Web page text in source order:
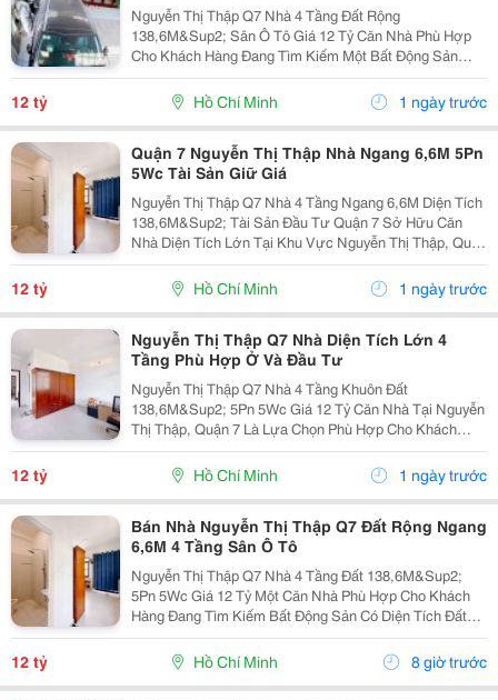
Nguyễn Thị Thập Q7 Nhà 4 Tầng Đất Rộng
138,6M&Sup2; Sân Ô Tô Giá 12 Tỷ Căn Nhà Phù Hợp
Cho Khách Hàng Đang Tìm Kiếm Một Bất Động Sản
Diện Tích Lớn Tại Quận 7, Vừa Đáp Ứng Nhu Cầu Ở
Rộng Rãi, Vừa Có Khả Năng Khai Thác Và Tích Lũy Tài
Sản Lâu Dài. Sở...
12 tỷ Hồ Chí Minh 1 ngày trước
Quận 7 Nguyễn Thị Thập Nhà Ngang 6,6M 5Pn
5Wc Tài Sản Giữ Giá
Nguyễn Thị Thập Q7 Nhà 4 Tầng Ngang 6,6M Diện Tích
138,6M&Sup2; Tài Sản Đầu Tư Quận 7 Sở Hữu Căn
Nhà Diện Tích Lớn Tại Khu Vực Nguyễn Thị Thập, Quận
7 &Ndash; Phù Hợp Với Khách Hàng Đang Tìm Kiếm
Một Bất Động Sản Có Quỹ Đất Đẹp, Công Năng Hoàn
Chỉnh...
12 tỷ Hồ Chí Minh 1 ngày trước
Nguyễn Thị Thập Q7 Nhà Diện Tích Lớn 4
Tầng Phù Hợp Ở Và Đầu Tư
Nguyễn Thị Thập Q7 Nhà 4 Tầng Khuôn Đất
138,6M&Sup2; 5Pn 5Wc Giá 12 Tỷ Căn Nhà Tại Nguyễn
Thị Thập, Quận 7 Là Lựa Chọn Phù Hợp Cho Khách
Hàng Đang Tìm Kiếm Bất Động Sản Diện Tích Lớn,
Công Năng Đầy Đủ Và Có Khả Năng Khai Thác Lâu Dài.
Sở Hữu Khuôn...
12 tỷ Hồ Chí Minh 1 ngày trước
Bán Nhà Nguyễn Thị Thập Q7 Đất Rộng Ngang
6,6M 4 Tầng Sân Ô Tô
Nguyễn Thị Thập Q7 Nhà 4 Tầng Đất 138,6M&Sup2;
5Pn 5Wc Giá 12 Tỷ Một Căn Nhà Phù Hợp Cho Khách
Hàng Đang Tìm Kiếm Bất Động Sản Có Diện Tích Đất
Lớn Tại Quận 7, Vừa Có Thể Sử Dụng Ngay Vừa Có
Phương Án Khai Thác Về Sau. Khuôn Đất 6,6 X 21M,
12 tỷ Hồ Chí Minh 8 giờ trước